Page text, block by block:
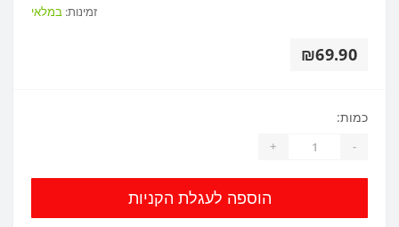
זמינות: במלאי
₪69.90
כמות:
-
+
הוספה לעגלת הקניות